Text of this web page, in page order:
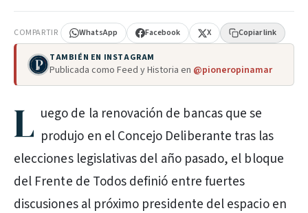
COMPARTIR WhatsApp Facebook X Copiar link
TAMBIÉN EN INSTAGRAM
Publicada como Feed y Historia en @pioneropinamar
L uego de la renovación de bancas que se
produjo en el Concejo Deliberante tras las
elecciones legislativas del año pasado, el bloque
del Frente de Todos definió entre fuertes
discusiones al próximo presidente del espacio en